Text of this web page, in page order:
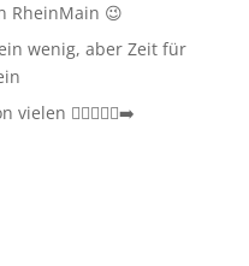
RheinMain 😉
wenig, aber Zeit für
🏊‍♀️🚴‍♂️🏃‍➡️